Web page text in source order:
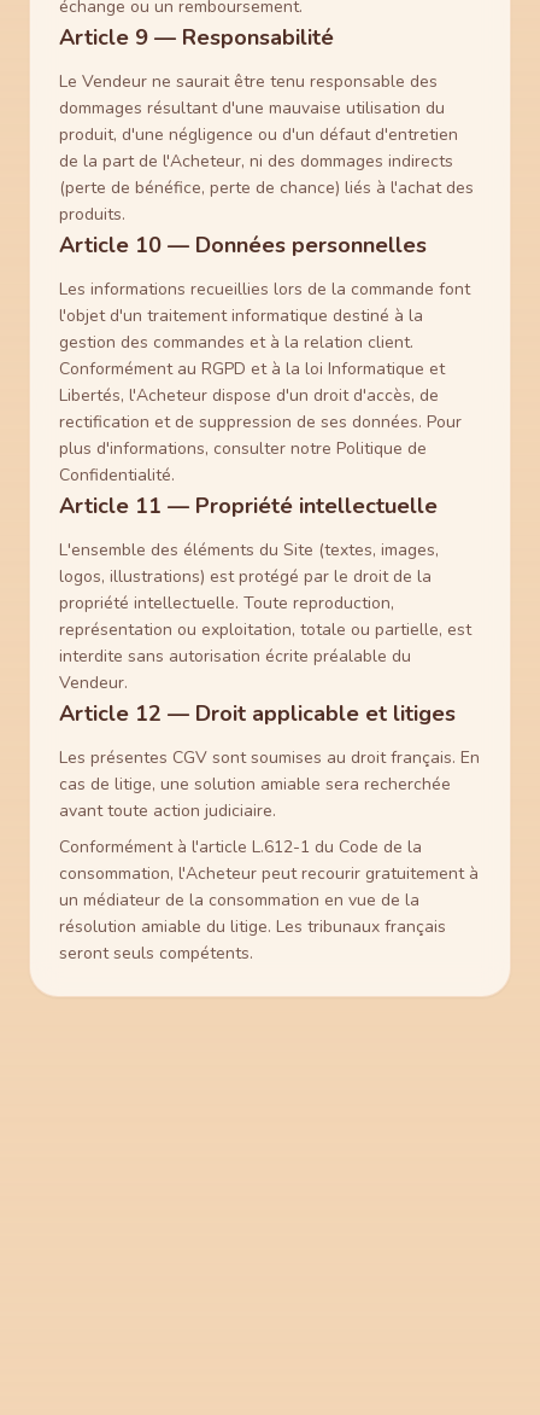
échange ou un remboursement.
Article 9 — Responsabilité
Le Vendeur ne saurait être tenu responsable des
dommages résultant d'une mauvaise utilisation du
produit, d'une négligence ou d'un défaut d'entretien
de la part de l'Acheteur, ni des dommages indirects
(perte de bénéfice, perte de chance) liés à l'achat des
produits.
Article 10 — Données personnelles
Les informations recueillies lors de la commande font
l'objet d'un traitement informatique destiné à la
gestion des commandes et à la relation client.
Conformément au RGPD et à la loi Informatique et
Libertés, l'Acheteur dispose d'un droit d'accès, de
rectification et de suppression de ses données. Pour
plus d'informations, consulter notre Politique de
Confidentialité.
Article 11 — Propriété intellectuelle
L'ensemble des éléments du Site (textes, images,
logos, illustrations) est protégé par le droit de la
propriété intellectuelle. Toute reproduction,
représentation ou exploitation, totale ou partielle, est
interdite sans autorisation écrite préalable du
Vendeur.
Article 12 — Droit applicable et litiges
Les présentes CGV sont soumises au droit français. En
cas de litige, une solution amiable sera recherchée
avant toute action judiciaire.
Conformément à l'article L.612-1 du Code de la
consommation, l'Acheteur peut recourir gratuitement à
un médiateur de la consommation en vue de la
résolution amiable du litige. Les tribunaux français
seront seuls compétents.